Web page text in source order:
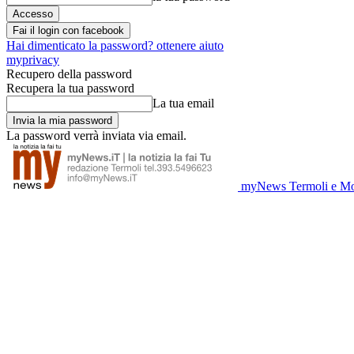
Fai il login con facebook
Hai dimenticato la password? ottenere aiuto
myprivacy
Recupero della password
Recupera la tua password
La tua email
La password verrà inviata via email.
myNews Termoli e